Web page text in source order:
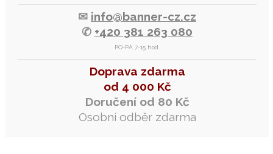
✉ info@banner-cz.cz
✆ +420 381 263 080
PO-PÁ 7-15 hod.
Doprava zdarma
od 4 000 Kč
Doručení od 80 Kč
Osobní odběr zdarma